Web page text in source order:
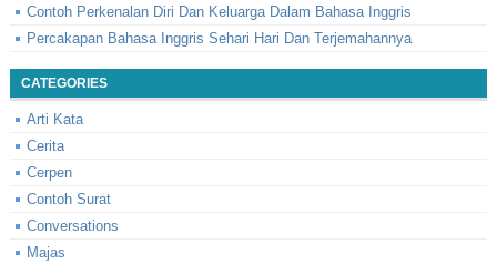
Contoh Perkenalan Diri Dan Keluarga Dalam Bahasa Inggris
Percakapan Bahasa Inggris Sehari Hari Dan Terjemahannya
CATEGORIES
Arti Kata
Cerita
Cerpen
Contoh Surat
Conversations
Majas